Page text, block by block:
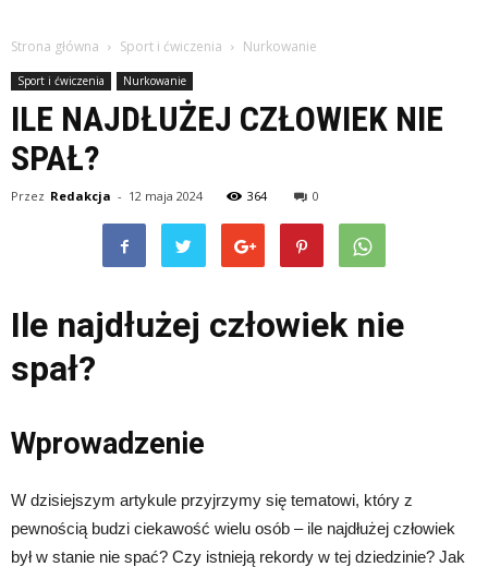
Strona główna Sport i ćwiczenia Nurkowanie
Sport i ćwiczenia Nurkowanie
ILE NAJDŁUŻEJ CZŁOWIEK NIE
SPAŁ?
Przez Redakcja - 12 maja 2024 364 0
Ile najdłużej człowiek nie
spał?
Wprowadzenie
W dzisiejszym artykule przyjrzymy się tematowi, który z
pewnością budzi ciekawość wielu osób – ile najdłużej człowiek
był w stanie nie spać? Czy istnieją rekordy w tej dziedzinie? Jak